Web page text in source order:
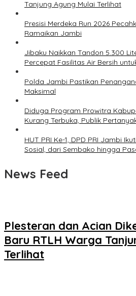
Tanjung Agung Mulai Terlihat
Presisi Merdeka Run 2026
Ramaikan Jambi
Jibaku Naikkan Tandon 5.300
Percepat Fasilitas Air Bersih
Polda Jambi Pastikan
Maksimal
Diduga Program Prowitra
Kurang Terbuka, Publik
HUT PRI Ke-1, DPD PRI Jambi
Sosial, dari Sembako hingga
News Feed
Plesteran dan Acian
Baru RTLH Warga
Terlihat